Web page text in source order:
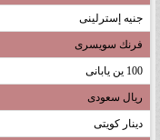
جنيه إسترلينى
فرنك سويسرى
100 ين يابانى
ريال سعودى
دينار كويتى